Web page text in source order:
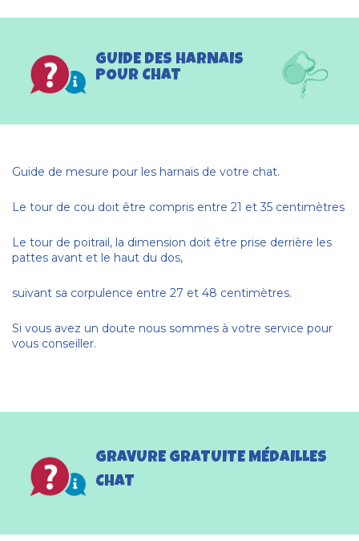
GUIDE DES HARNAIS
POUR CHAT
Guide de mesure pour les harnais de votre chat.
Le tour de cou doit être compris entre 21 et 35 centimètres
Le tour de poitrail, la dimension doit être prise derrière les
pattes avant et le haut du dos,
suivant sa corpulence entre 27 et 48 centimètres.
Si vous avez un doute nous sommes à votre service pour
vous conseiller.
GRAVURE GRATUITE MÉDAILLES
CHAT